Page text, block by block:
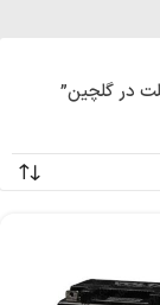
در گلچین”